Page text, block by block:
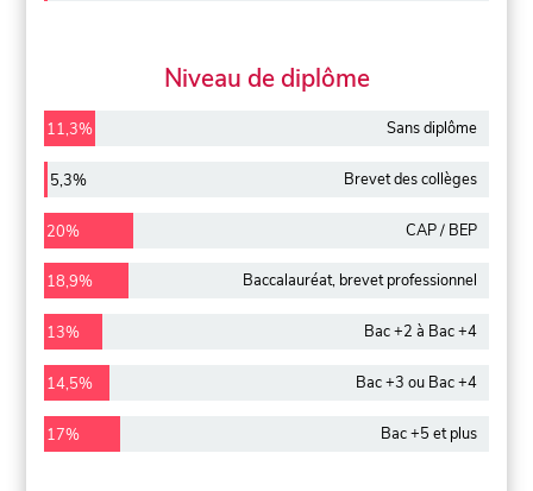
Niveau de diplôme
11,3% Sans diplôme
5,3% Brevet des collèges
20% CAP / BEP
18,9% Baccalauréat, brevet professionnel
13% Bac +2 à Bac +4
14,5% Bac +3 ou Bac +4
17% Bac +5 et plus